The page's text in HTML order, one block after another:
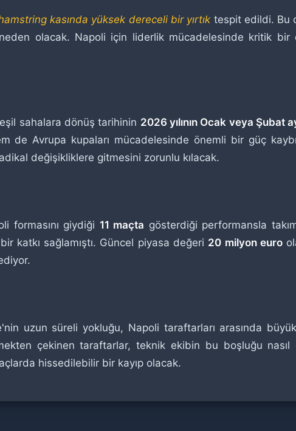
kasında yüksek dereceli bir yırtık tespit edildi. Bu
olacak. Napoli için liderlik mücadelesinde kritik bir
sahalara dönüş tarihinin 2026 yılının Ocak veya Şubat
de Avrupa kupaları mücadelesinde önemli bir güç kaybı
değişikliklere gitmesini zorunlu kılacak.
formasını giydiği 11 maçta gösterdiği performansla
katkı sağlamıştı. Güncel piyasa değeri 20 milyon euro
uzun süreli yokluğu, Napoli taraftarları arasında
çekinen taraftarlar, teknik ekibin bu boşluğu nasıl
hissedilebilir bir kayıp olacak.